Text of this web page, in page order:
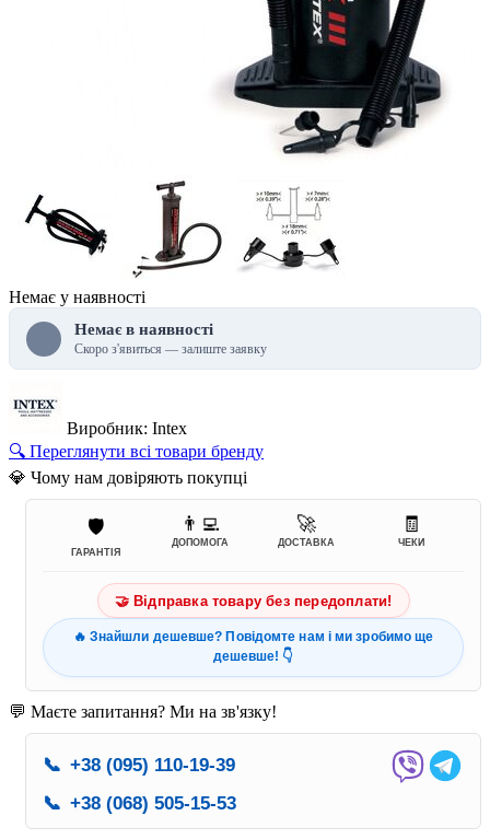
Немає у наявності
Немає в наявності
Скоро з'явиться — залиште заявку
Виробник: Intex
🔍 Переглянути всі товари бренду
💎 Чому нам довіряють покупці
🛡️
ГАРАНТІЯ
👨‍💻
ДОПОМОГА
🚀
ДОСТАВКА
🧾
ЧЕКИ
🤝 Відправка товару без передоплати!
🔥 Знайшли дешевше? Повідомте нам і ми зробимо ще
дешевше! 👇
💬 Маєте запитання? Ми на зв'язку!
📞 +38 (095) 110-19-39
📞 +38 (068) 505-15-53